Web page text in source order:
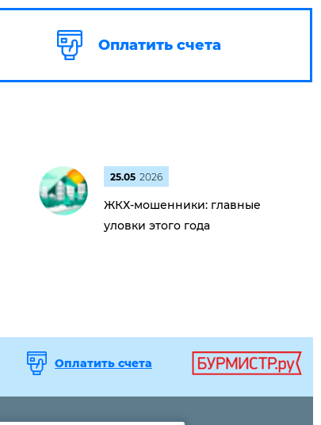
Оплатить счета
25.05 2026
ЖКХ-мошенники: главные
уловки этого года
Оплатить счета